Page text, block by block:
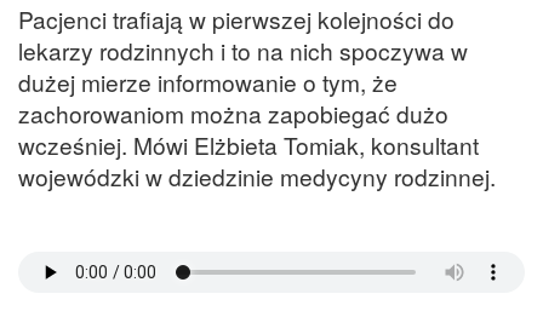
Pacjenci trafiają w pierwszej kolejności do
lekarzy rodzinnych i to na nich spoczywa w
dużej mierze informowanie o tym, że
zachorowaniom można zapobiegać dużo
wcześniej. Mówi Elżbieta Tomiak, konsultant
wojewódzki w dziedzinie medycyny rodzinnej.